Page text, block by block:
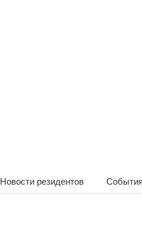
Новости резидентов